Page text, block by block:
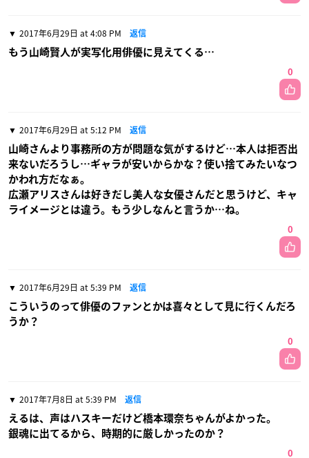
2017年6月29日 at 4:08 PM 返信
もう山崎賢人が実写化用俳優に見えてくる…
0
2017年6月29日 at 5:12 PM 返信
山崎さんより事務所の方が問題な気がするけど…本人は拒否出
来ないだろうし…ギャラが安いからかな？使い捨てみたいなつ
かわれ方だなぁ。
広瀬アリスさんは好きだし美人な女優さんだと思うけど、キャ
ライメージとは違う。もう少しなんと言うか…ね。
0
2017年6月29日 at 5:39 PM 返信
こういうのって俳優のファンとかは喜々として見に行くんだろ
うか？
0
2017年7月8日 at 5:39 PM 返信
えるは、声はハスキーだけど橋本環奈ちゃんがよかった。
銀魂に出てるから、時期的に厳しかったのか？
0